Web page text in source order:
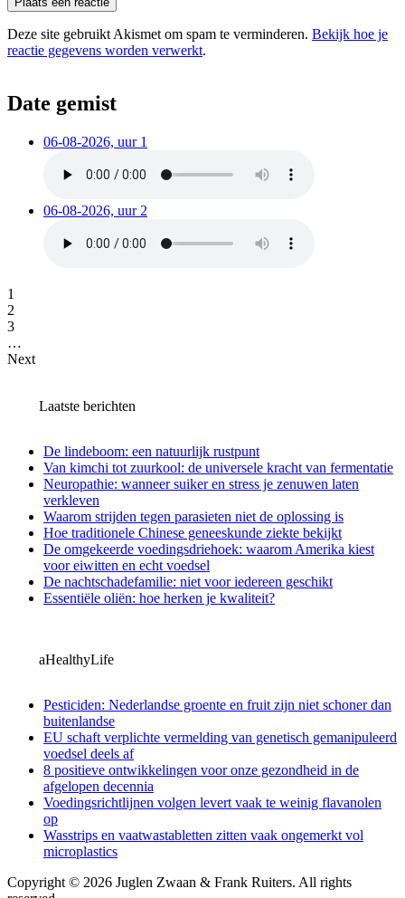
Deze site gebruikt Akismet om spam te verminderen. Bekijk hoe je
reactie gegevens worden verwerkt.
Date gemist
06-08-2026, uur 1
06-08-2026, uur 2
1
2
3
…
Next
Laatste berichten
De lindeboom: een natuurlijk rustpunt
Van kimchi tot zuurkool: de universele kracht van fermentatie
Neuropathie: wanneer suiker en stress je zenuwen laten
verkleven
Waarom strijden tegen parasieten niet de oplossing is
Hoe traditionele Chinese geneeskunde ziekte bekijkt
De omgekeerde voedingsdriehoek: waarom Amerika kiest
voor eiwitten en echt voedsel
De nachtschadefamilie: niet voor iedereen geschikt
Essentiële oliën: hoe herken je kwaliteit?
aHealthyLife
Pesticiden: Nederlandse groente en fruit zijn niet schoner dan
buitenlandse
EU schaft verplichte vermelding van genetisch gemanipuleerd
voedsel deels af
8 positieve ontwikkelingen voor onze gezondheid in de
afgelopen decennia
Voedingsrichtlijnen volgen levert vaak te weinig flavanolen
op
Wasstrips en vaatwastabletten zitten vaak ongemerkt vol
microplastics
Copyright © 2026 Juglen Zwaan & Frank Ruiters. All rights